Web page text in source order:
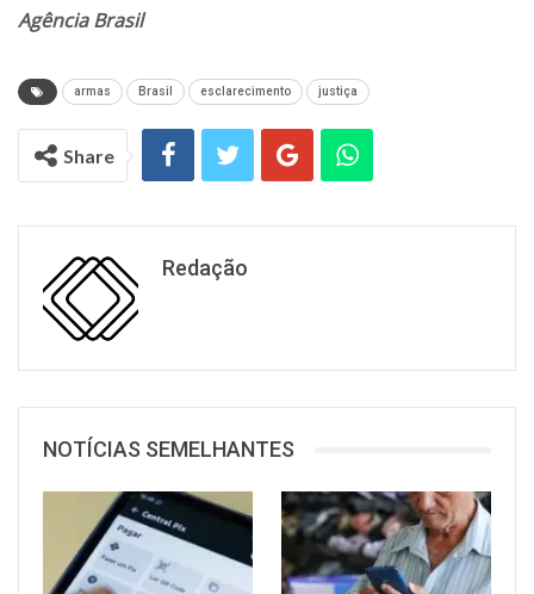
Agência Brasil
armas Brasil esclarecimento justiça
Share
Redação
NOTÍCIAS SEMELHANTES